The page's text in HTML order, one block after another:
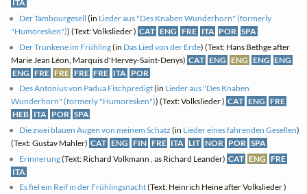
ITA
Der Tambourgesell (in Lieder aus "Des Knaben Wunderhorn" (formerly
"Humoresken")) (Text: Volkslieder ) CAT ENG FRE ITA POR SPA
Der Trunkene im Frühling(in Das Lied von der Erde) (Text: Hans Bethge after
Marie Jean Léon, Marquis d'Hervey-Saint-Denys) CAT ENG ENG ENG ENG
ENG FRE FRE FRE FRE ITA POR
Des Antonius von Padua Fischpredigt(in Lieder aus "Des Knaben
Wunderhorn" (formerly "Humoresken")) (Text: Volkslieder ) CAT ENG FRE
HEB ITA POR SPA
Die zwei blauen Augen von meinem Schatz (in Lieder eines fahrenden Gesellen)
(Text: Gustav Mahler) CAT ENG FIN FRE ITA LIT NOR POR SPA
Erinnerung(Text: Richard Volkmann , as Richard Leander) CAT ENG FRE
ITA
Es fiel ein Reif in der Frühlingsnacht(Text: Heinrich Heine after Volkslieder )